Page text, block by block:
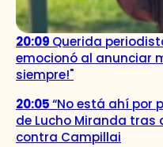
20:09 Querida
emocionó al anunciar
siempre!"
20:05“No está ahí por
de Lucho Miranda tras
contra Campillai